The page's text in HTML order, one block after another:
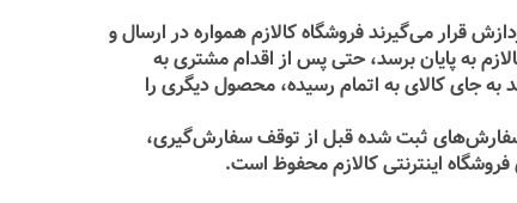
قرار می‏‌گیرند فروشگاه کالازم همواره در ارسال و
به پایان برسد، حتی پس از اقدام مشتری به
جای کالای به اتمام رسیده، محصول دیگری را
سفارش‌‏های ثبت شده قبل از توقف سفارش‌‏گیری،
اینترنتی کالازم محفوظ است.